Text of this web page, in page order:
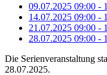
09.07.2025 09:00 -
14.07.2025 09:00 -
21.07.2025 09:00 -
28.07.2025 09:00 -
Die Serienveranstaltung
28.07.2025.